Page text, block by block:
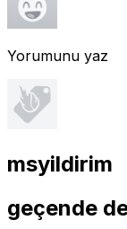
Yorumunu yaz
msyildirim
geçende de